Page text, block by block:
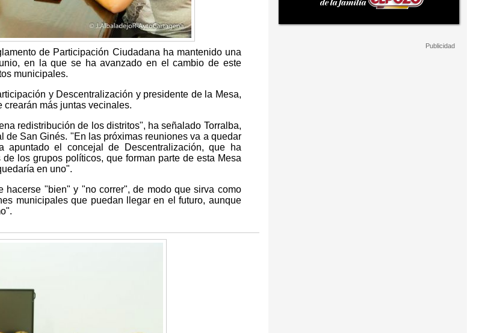
de Participación Ciudadana ha mantenido una
en la que se ha avanzado en el cambio de este
municipales.
y Descentralización y presidente de la Mesa,
crearán más juntas vecinales.
redistribución de los distritos", ha señalado Torralba,
San Ginés. "En las próximas reuniones va a quedar
el concejal de Descentralización, que ha
los grupos políticos, que forman parte de esta Mesa
en uno".
hacerse "bien" y "no correr", de modo que sirva como
municipales que puedan llegar en el futuro, aunque